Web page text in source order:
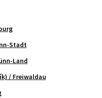
Stadt
Land
/ Freiwaldau